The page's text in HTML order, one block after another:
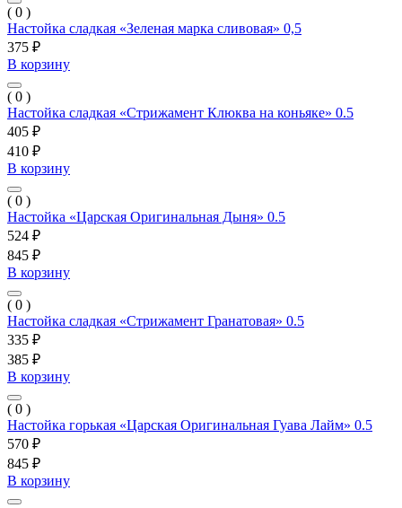
( 0 )
Настойка сладкая «Зеленая марка сливовая» 0,5
375 ₽
В корзину
( 0 )
Настойка сладкая «Стрижамент Клюква на коньяке» 0.5
405 ₽
410 ₽
В корзину
( 0 )
Настойка «Царская Оригинальная Дыня» 0.5
524 ₽
845 ₽
В корзину
( 0 )
Настойка сладкая «Стрижамент Гранатовая» 0.5
335 ₽
385 ₽
В корзину
( 0 )
Настойка горькая «Царская Оригинальная Гуава Лайм» 0.5
570 ₽
845 ₽
В корзину